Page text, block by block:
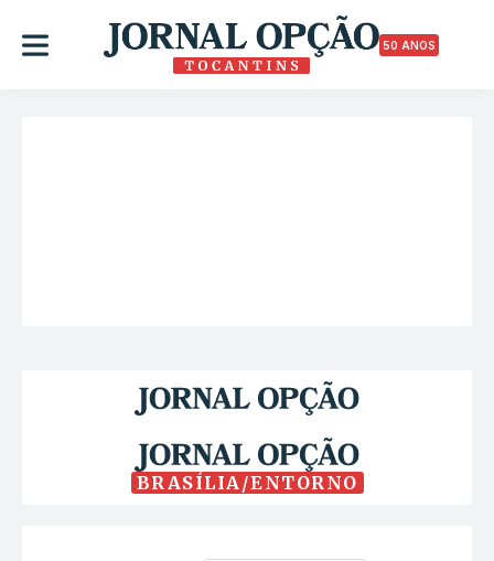
50 ANOS
BRASÍLIA/ENTORNO